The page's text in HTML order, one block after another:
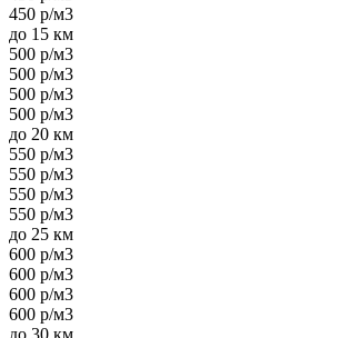
450 р/м3
до 15 км
500 р/м3
500 р/м3
500 р/м3
500 р/м3
до 20 км
550 р/м3
550 р/м3
550 р/м3
550 р/м3
до 25 км
600 р/м3
600 р/м3
600 р/м3
600 р/м3
до 30 км